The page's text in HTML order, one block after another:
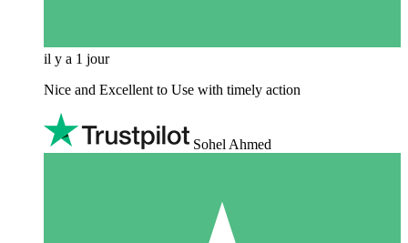
il y a 1 jour
Nice and Excellent to Use with timely action
Sohel Ahmed